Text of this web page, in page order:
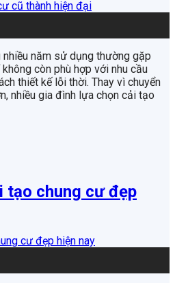
nhiều năm sử dụng thường gặp
còn phù hợp với nhu cầu
thiết kế lỗi thời. Thay vì chuyển
nhiều gia đình lựa chọn cải tạo
tạo chung cư đẹp